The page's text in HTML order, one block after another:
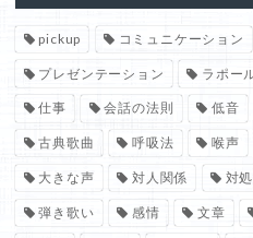
pickup コミュニケーション
プレゼンテーション ラポー
仕事 会話の法則 低音
古典歌曲 呼吸法 喉声
大きな声 対人関係 対
弾き歌い 感情 文章